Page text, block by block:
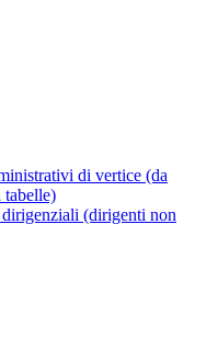
di vertice (da
tabelle)
(dirigenti non